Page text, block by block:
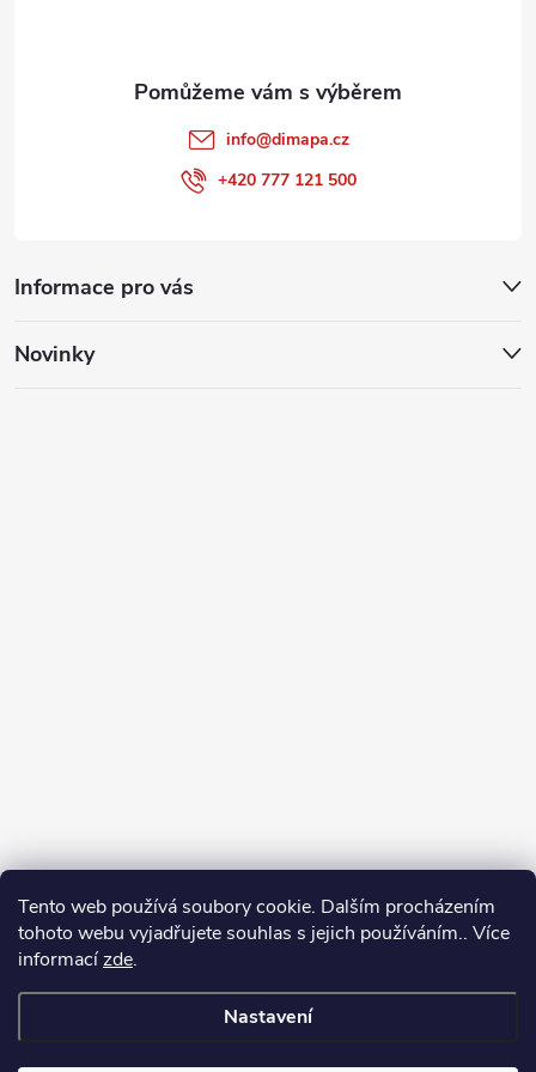
Tento web používá soubory cookie. Dalším procházením
tohoto webu vyjadřujete souhlas s jejich používáním.. Více
informacízde.
Nastavení
Informace pro vás
Novinky
info@dimapa.cz
+420 777 121 500